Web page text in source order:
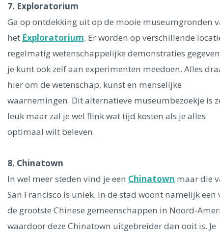
7. Exploratorium
Ga op ontdekking uit op de mooie museumgronden
het Exploratorium. Er worden op verschillende
regelmatig wetenschappelijke demonstraties
je kunt ook zelf aan experimenten meedoen. Alles
hier om de wetenschap, kunst en menselijke
waarnemingen. Dit alternatieve museumbezoekje is
leuk maar zal je wel flink wat tijd kosten als je alles
optimaal wilt beleven.
8. Chinatown
In wel meer steden vind je een Chinatown maar die
San Francisco is uniek. In de stad woont namelijk een
de grootste Chinese gemeenschappen in Noord-
waardoor deze Chinatown uitgebreider dan ooit is. Je